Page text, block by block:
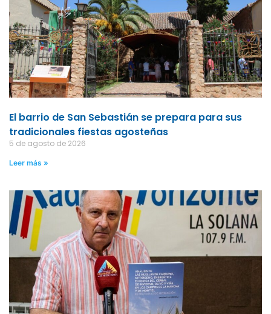
El barrio de San Sebastián se prepara para sus
tradicionales fiestas agosteñas
5 de agosto de 2026
Leer más »